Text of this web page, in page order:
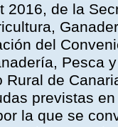
2016, de la
del
Pesca
Rural de
previstas
la que se